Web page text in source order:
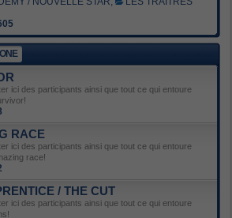
ici des participants ainsi que tout ce qui entoure
RACE
ici des participants ainsi que tout ce qui entoure
race!
/ THE CUT
ici des participants ainsi que tout ce qui entoure